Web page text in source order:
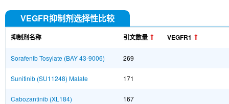
VEGFR抑制剂选择性比较
抑制剂名称 引文数量 VEGFR1
Sorafenib Tosylate (BAY 43-9006) 269
Sunitinib (SU11248) Malate 171
Cabozantinib (XL184) 167